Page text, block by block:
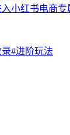
入小红书电商
录#进阶玩法